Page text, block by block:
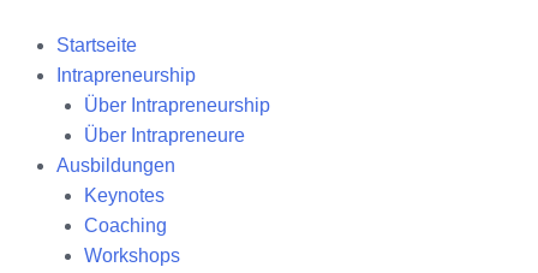
Inhalt
springen
Startseite
Intrapreneurship
Über Intrapreneurship
Über Intrapreneure
Ausbildungen
Keynotes
Coaching
Workshops